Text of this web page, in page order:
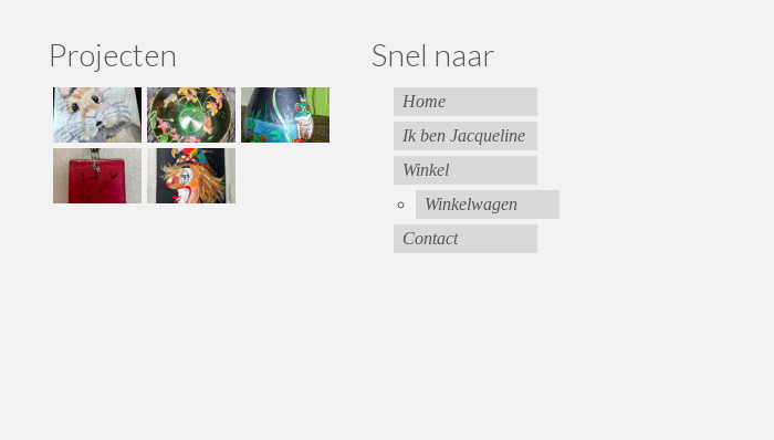
Projecten Snel naar
Home
Ik ben Jacqueline
Winkel
Winkelwagen
Contact